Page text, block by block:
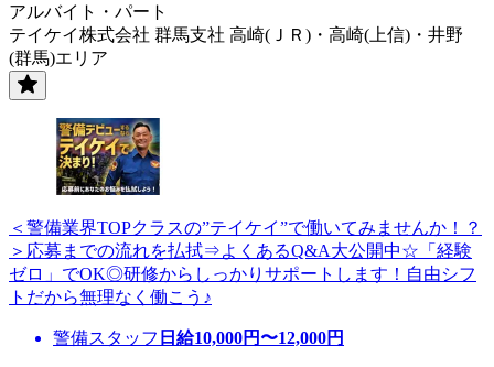
アルバイト・パート
テイケイ株式会社 群馬支社 高崎(ＪＲ)・高崎(上信)・井野
(群馬)エリア
＜警備業界TOPクラスの”テイケイ”で働いてみませんか！？
＞応募までの流れを払拭⇒よくあるQ&A大公開中☆「経験
ゼロ」でOK◎研修からしっかりサポートします！自由シフ
トだから無理なく働こう♪
警備スタッフ 日給10,000円〜12,000円